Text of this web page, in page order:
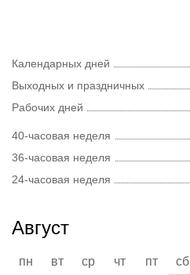
Календарных дней
Выходных и праздничных
Рабочих дней
40-часовая неделя
36-часовая неделя
24-часовая неделя
Август
пн вт ср чт пт сб